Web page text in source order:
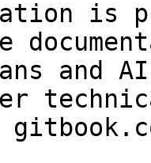
is
and